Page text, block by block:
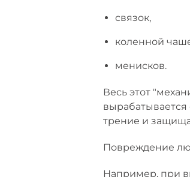
связок,
коленной
менисков.
Весь этот
вырабатывается
трение и
Повреждение
Например, при